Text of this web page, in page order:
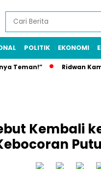
POLITIK EKONOMI
Teman!” Ridwan
Kembali